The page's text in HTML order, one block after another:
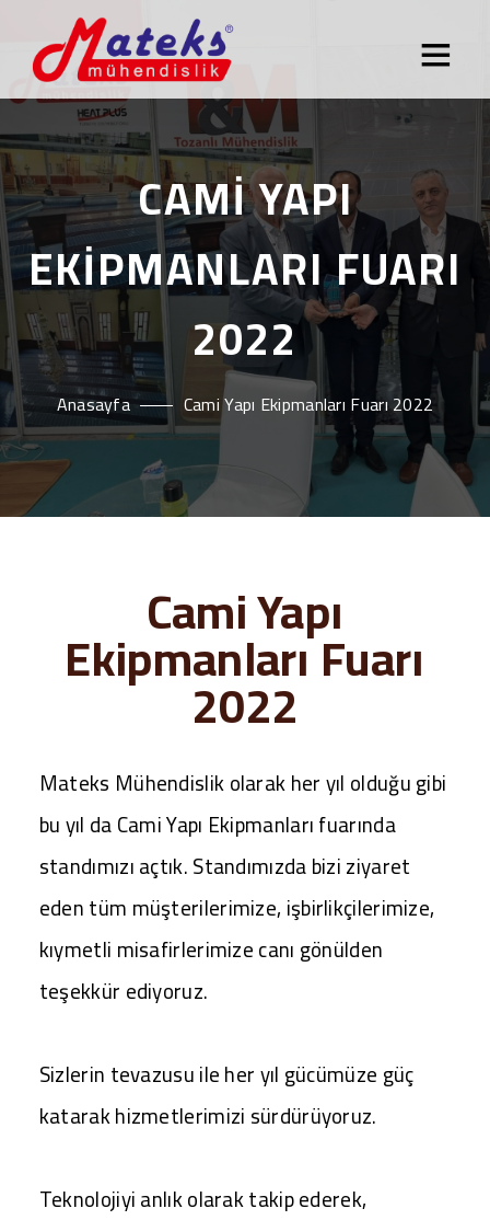
CAMI YAPI
EKIPMANLARI FUARI
2022
Anasayfa Cami Yapı Ekipmanları Fuarı 2022
Cami Yapı
Ekipmanları Fuarı
2022
Mateks Mühendislik olarak her yıl olduğu gibi
bu yıl da Cami Yapı Ekipmanları fuarında
standımızı açtık. Standımızda bizi ziyaret
eden tüm müşterilerimize, işbirlikçilerimize,
kıymetli misafirlerimize canı gönülden
teşekkür ediyoruz.
Sizlerin tevazusu ile her yıl gücümüze güç
katarak hizmetlerimizi sürdürüyoruz.
Teknolojiyi anlık olarak takip ederek,